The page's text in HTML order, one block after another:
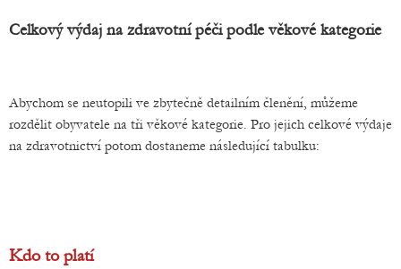
Celkový výdaj na zdravotní péči podle věkové kategorie
Abychom se neutopili ve zbytečně detailním členění, můžeme
rozdělit obyvatele na tři věkové kategorie. Pro jejich celkové výdaje
na zdravotnictví potom dostaneme následující tabulku:
Kdo to platí